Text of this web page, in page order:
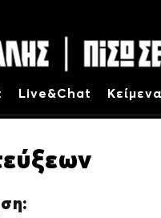
Live&Chat Κείμενα